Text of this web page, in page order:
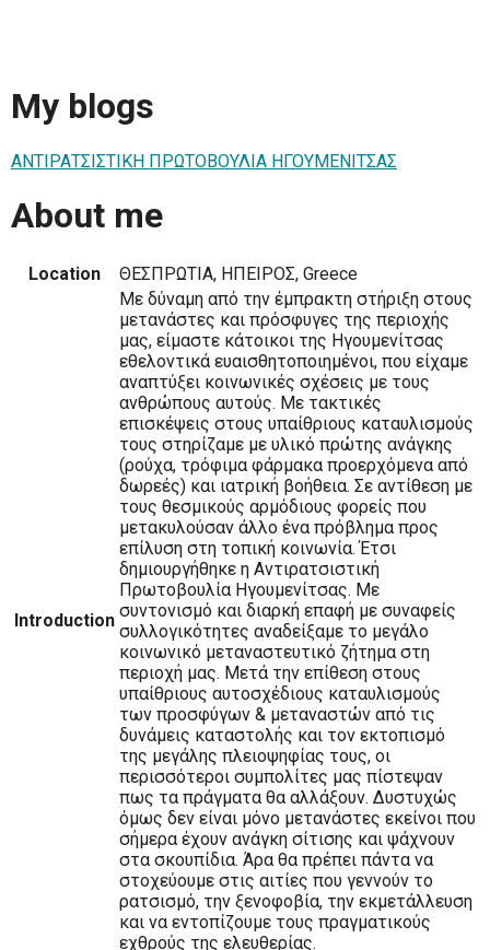
My blogs
ΑΝΤΙΡΑΤΣΙΣΤΙΚΗ ΠΡΩΤΟΒΟΥΛΙΑ ΗΓΟΥΜΕΝΙΤΣΑΣ
About me
Location ΘΕΣΠΡΩΤΙΑ, ΗΠΕΙΡΟΣ, Greece
Introduction
Με δύναμη από την έμπρακτη στήριξη στους
μετανάστες και πρόσφυγες της περιοχής
μας, είμαστε κάτοικοι της Ηγουμενίτσας
εθελοντικά ευαισθητοποιημένοι, που είχαμε
αναπτύξει κοινωνικές σχέσεις με τους
ανθρώπους αυτούς. Με τακτικές
επισκέψεις στους υπαίθριους καταυλισμούς
τους στηρίζαμε με υλικό πρώτης ανάγκης
(ρούχα, τρόφιμα φάρμακα προερχόμενα από
δωρεές) και ιατρική βοήθεια. Σε αντίθεση με
τους θεσμικούς αρμόδιους φορείς που
μετακυλούσαν άλλο ένα πρόβλημα προς
επίλυση στη τοπική κοινωνία. Έτσι
δημιουργήθηκε η Αντιρατσιστική
Πρωτοβουλία Ηγουμενίτσας. Με
συντονισμό και διαρκή επαφή με συναφείς
συλλογικότητες αναδείξαμε το μεγάλο
κοινωνικό μεταναστευτικό ζήτημα στη
περιοχή μας. Μετά την επίθεση στους
υπαίθριους αυτοσχέδιους καταυλισμούς
των προσφύγων & μεταναστών από τις
δυνάμεις καταστολής και τον εκτοπισμό
της μεγάλης πλειοψηφίας τους, οι
περισσότεροι συμπολίτες μας πίστεψαν
πως τα πράγματα θα αλλάξουν. Δυστυχώς
όμως δεν είναι μόνο μετανάστες εκείνοι που
σήμερα έχουν ανάγκη σίτισης και ψάχνουν
στα σκουπίδια. Άρα θα πρέπει πάντα να
στοχεύουμε στις αιτίες που γεννούν το
ρατσισμό, την ξενοφοβία, την εκμετάλλευση
και να εντοπίζουμε τους πραγματικούς
εχθρούς της ελευθερίας.